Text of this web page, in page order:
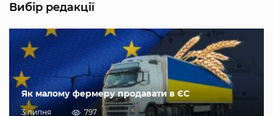
Вибір редакції
Як малому фермеру продавати в ЄС
3 липня 797